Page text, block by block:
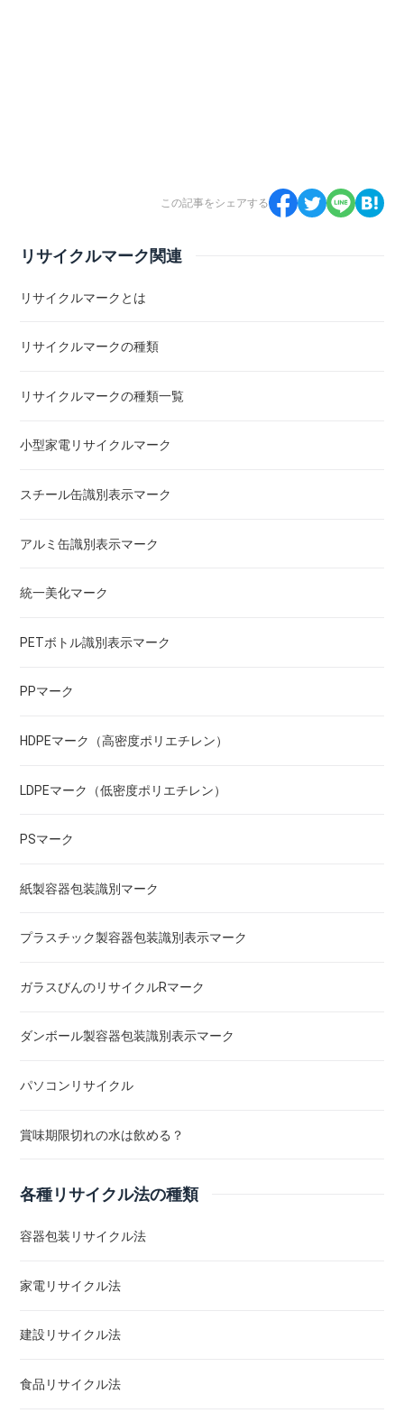
この記事をシェアする
リサイクルマーク関連
リサイクルマークとは
リサイクルマークの種類
リサイクルマークの種類一覧
小型家電リサイクルマーク
スチール缶識別表示マーク
アルミ缶識別表示マーク
統一美化マーク
PETボトル識別表示マーク
PPマーク
HDPEマーク（高密度ポリエチレン）
LDPEマーク（低密度ポリエチレン）
PSマーク
紙製容器包装識別マーク
プラスチック製容器包装識別表示マーク
ガラスびんのリサイクルRマーク
ダンボール製容器包装識別表示マーク
パソコンリサイクル
賞味期限切れの水は飲める？
各種リサイクル法の種類
容器包装リサイクル法
家電リサイクル法
建設リサイクル法
食品リサイクル法